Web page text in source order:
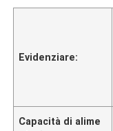
Evidenziare:
Capacità di alime